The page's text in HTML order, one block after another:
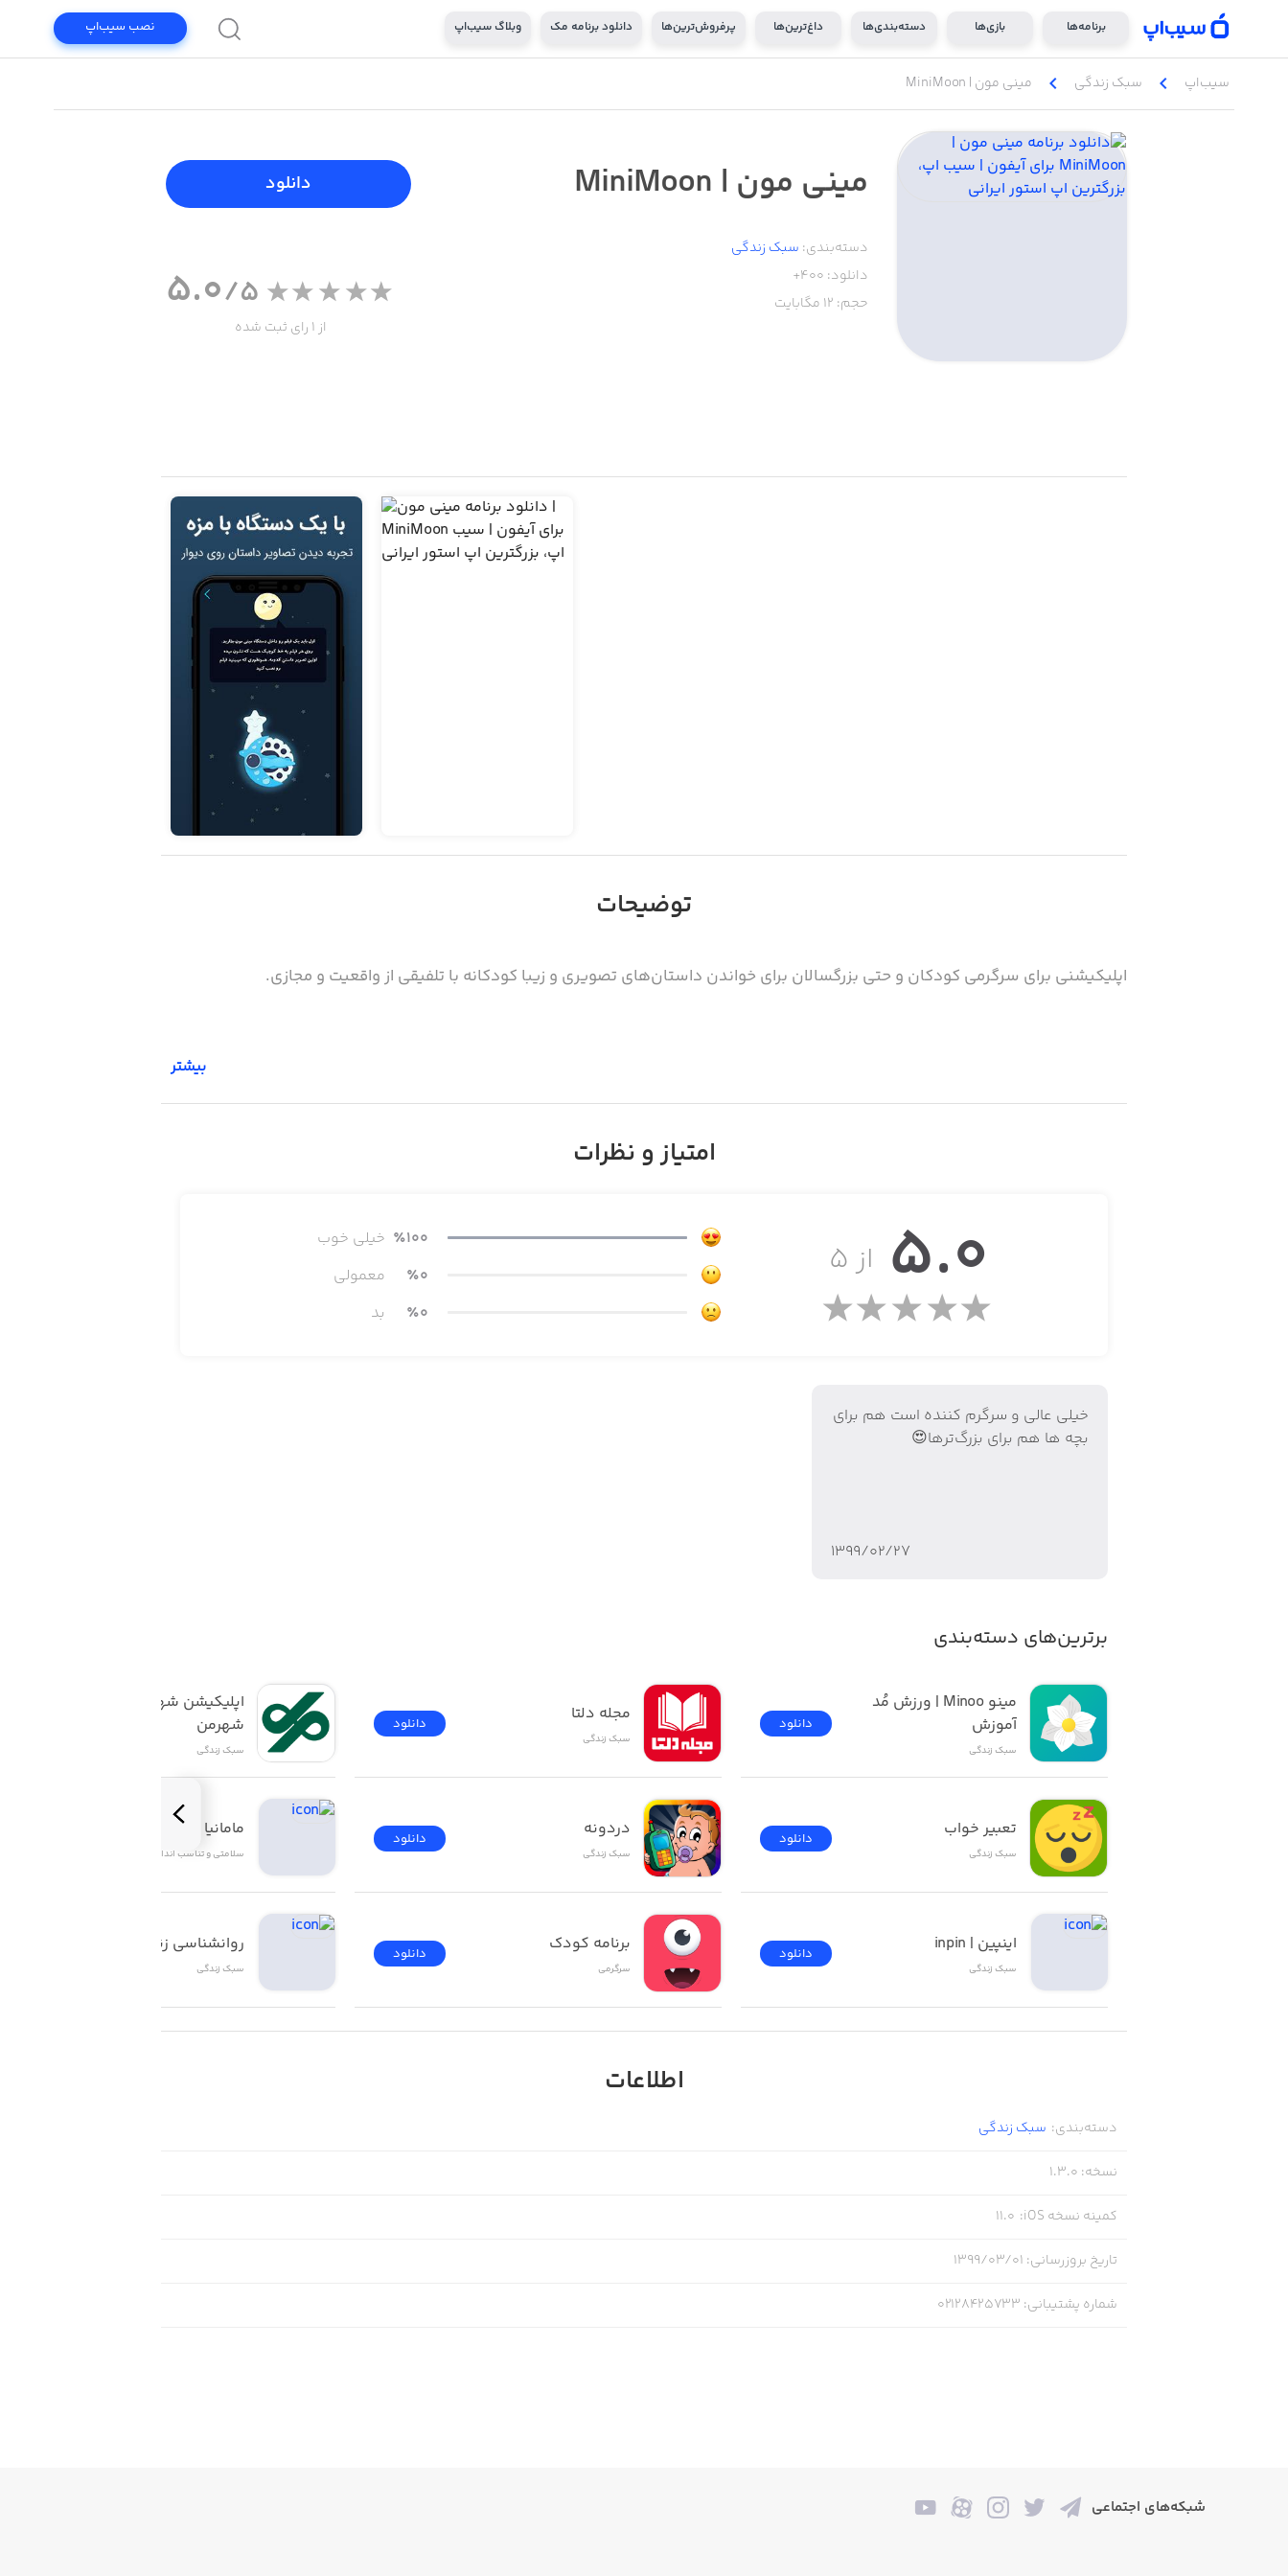
برنامه‌ها بازی‌ها دسته‌بندی‌ها داغ‌ترین‌ها پرفروش‌ترین‌ها دانلود برنامه مک وبلاگ سیب‌اپ نصب سیب‌اپ
سیب‌اپ chevron_left سبک زندگی chevron_left مینی مون | MiniMoon
مینی مون | MiniMoon
دسته‌بندی: سبک زندگی
دانلود: 400+
حجم: 12 مگابایت
دانلود
5.0/5
از 1 رای ثبت شده
توضیحات
اپلیکیشنی برای سرگرمی کودکان و حتی بزرگسالان برای خواندن داستان‌های تصویری و زیبا کودکانه با تلفیقی از واقعیت و مجازی.
بیشتر
امتیاز و نظرات
از ۵ 5.0 ٪100
خیلی خوب
٪0
معمولی
٪0 بد
خیلی عالی و سرگرم کننده است هم برای
بچه ها هم برای بزرگ‌ترها😍
۱۳۹۹/۰۲/۲۷
برترین‌های دسته‌بندی
آموزش
سبک زندگی
دانلود
تعبیر خواب
سبک زندگی
دانلود
اینپین | inpin
سبک زندگی
دانلود
مجله دلتا
سبک زندگی
دانلود
دردونه
سبک زندگی
دانلود
برنامه کودک
سرگرمی
دانلود
شهرمن
سبک زندگی
مامانیا | Mamania
سلامتی و تناسب اندام
روانشناسی زناشویی
سبک زندگی
اطلاعات
دسته‌بندی: سبک زندگی
نسخه:
1.3.0
کمینه نسخه iOS :
11.0
تاریخ بروزرسانی: ۱۳۹۹/۰۳/۰۱
شماره پشتیبانی:
02128425733
شبکه‌های اجتماعی